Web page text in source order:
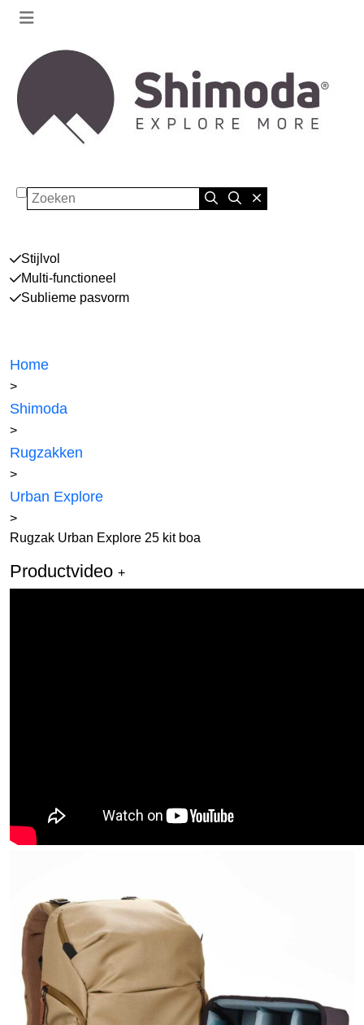
Zoeken
Stijlvol
Multi-functioneel
Sublieme pasvorm
Home
>
Shimoda
>
Rugzakken
>
Urban Explore
>
Rugzak Urban Explore 25 kit boa
Productvideo +